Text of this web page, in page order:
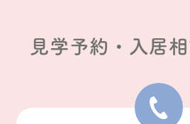
見学予約・入居